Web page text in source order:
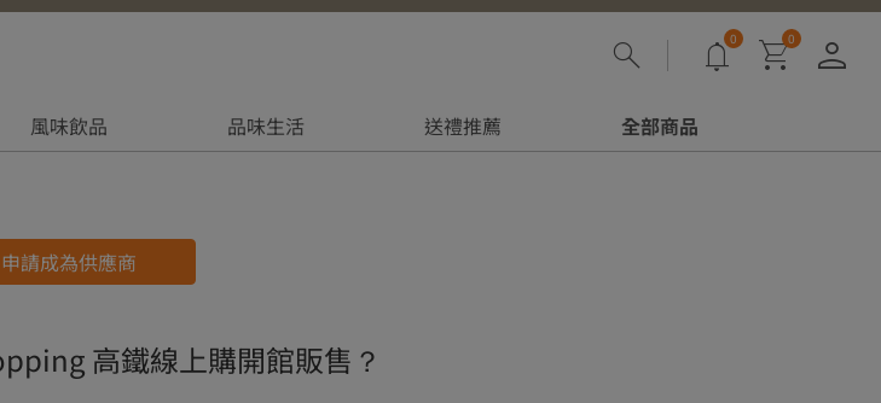
0 0 登
風味飲品 品味生活 送禮推薦 全部商品
申請成為供應商
高鐵線上購開館販售？